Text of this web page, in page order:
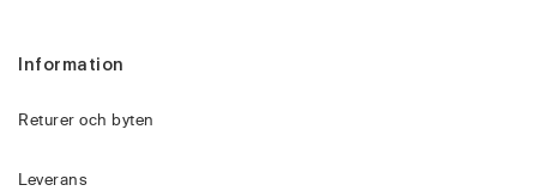
Information
Returer och byten
Leverans